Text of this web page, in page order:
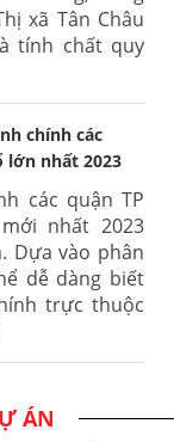
xã Tân Châu
tính chất quy
chính các
lớn nhất 2023
các quận TP
nhất 2023
Dựa vào phân
dễ dàng biết
trực thuộc
ÁN